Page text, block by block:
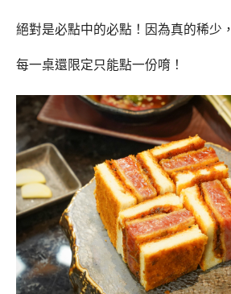
絕對是必點中的必點！因為真的稀少，
每一桌還限定只能點一份唷！